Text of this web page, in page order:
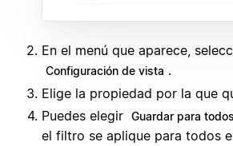
En el menú que aparece,
Configuración de vista .
Elige la propiedad por la que
Puedes elegir Guardar para todos
el filtro se aplique para todos